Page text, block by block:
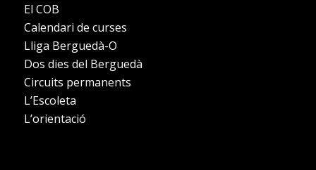
El COB
Calendari de curses
Lliga Berguedà-O
Dos dies del Berguedà
Circuits permanents
L’Escoleta
L’orientació